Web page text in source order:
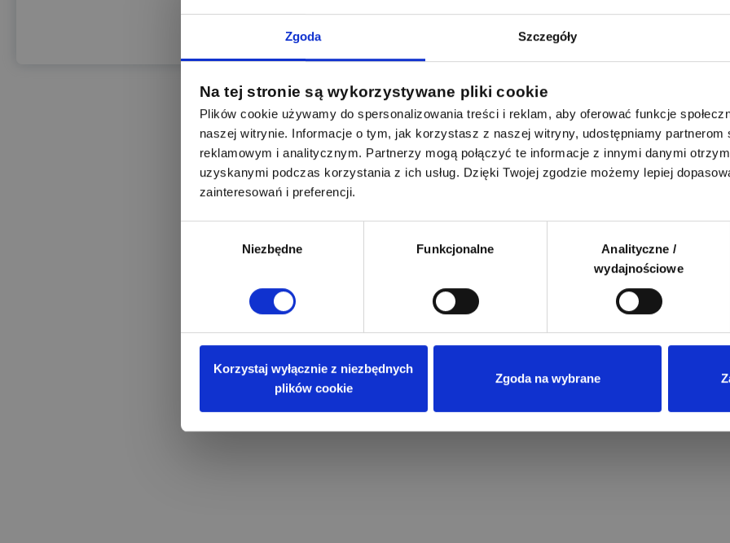
Zgoda Szczegóły
Na tej stronie są wykorzystywane pliki cookie
Plików cookie używamy do spersonalizowania treści i reklam, aby oferować funkcje
naszej witrynie. Informacje o tym, jak korzystasz z naszej witryny, udostępniamy partnerom
reklamowym i analitycznym. Partnerzy mogą połączyć te informacje z innymi danymi
uzyskanymi podczas korzystania z ich usług. Dzięki Twojej zgodzie możemy lepiej
zainteresowań i preferencji.
Niezbędne Funkcjonalne
Analityczne /
wydajnościowe
Korzystaj wyłącznie z niezbędnych
plików cookie
Zgoda na wybrane
3odpowiedzi
Przeczytano